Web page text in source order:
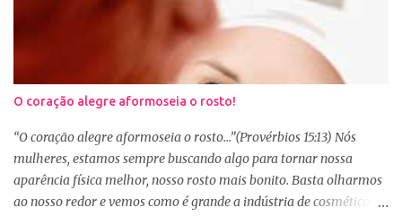
O coração alegre aformoseia o rosto!
“O coração alegre aformoseia o rosto...”(Provérbios 15:13) Nós
mulheres, estamos sempre buscando algo para tornar nossa
aparência física melhor, nosso rosto mais bonito. Basta olharmos
ao nosso redor e vemos como é grande a indústria de cosméticos e